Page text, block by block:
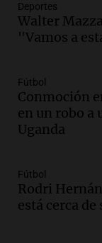
Editorial
Episodios
día del
La
Episodios
bandera
La
Episodios
Deportes
Walter
"Vamos a
Fútbol
Conmoción
en un robo a
Uganda
Fútbol
Rodri
está cerca